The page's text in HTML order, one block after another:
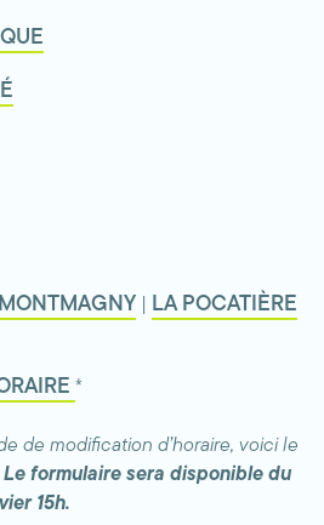
MONTMAGNY
LA POCATIÈRE
*
de modification d’horaire, voici le
Le formulaire sera disponible du
15h.